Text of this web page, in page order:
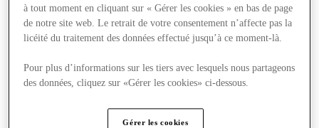
Offers
à tout moment en cliquant sur « Gérer les cookies » en bas de page
de notre site web. Le retrait de votre consentement n’affecte pas la
licéité du traitement des données effectué jusqu’à ce moment-là.
Pour plus d’informations sur les tiers avec lesquels nous partageons
des données, cliquez sur «Gérer les cookies» ci-dessous.
Gérer les cookies